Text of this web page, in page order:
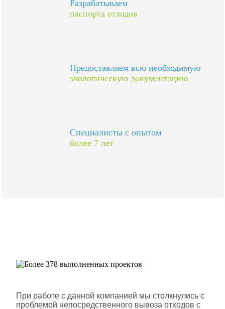
Разрабатываем
паспорта отходов
Предоставляем всю необходимую
экологическую документацию
Специалисты с опытом
более 7 лет
При работе с данной компанией мы столкнулись с
проблемой непосредственного вывоза отходов с